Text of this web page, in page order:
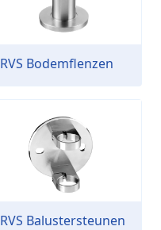
RVS Bodemflenzen
RVS Balustersteunen